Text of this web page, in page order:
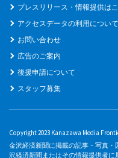
プレスリリース・情報提供は
アクセスデータの利用について
お問い合わせ
広告のご案内
後援申請について
スタッフ募集
Copyright 2023 Kanazawa Media
金沢経済新聞に掲載の記事・写真
沢経済新聞またはその情報提供者に